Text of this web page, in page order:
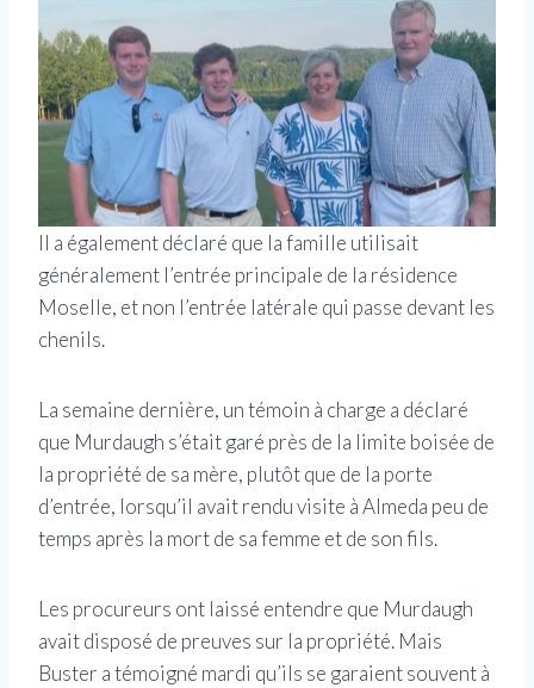
Il a également déclaré que la famille utilisait
généralement l’entrée principale de la résidence
Moselle, et non l’entrée latérale qui passe devant les
chenils.
La semaine dernière, un témoin à charge a déclaré
que Murdaugh s’était garé près de la limite boisée de
la propriété de sa mère, plutôt que de la porte
d’entrée, lorsqu’il avait rendu visite à Almeda peu de
temps après la mort de sa femme et de son fils.
Les procureurs ont laissé entendre que Murdaugh
avait disposé de preuves sur la propriété. Mais
Buster a témoigné mardi qu’ils se garaient souvent à